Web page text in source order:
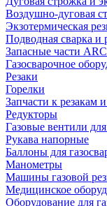
Воздушно-дуговая
Экзотермическая
Подводная сварка и
Запасные части
Газосварочное
Резаки
Горелки
Запчасти к резакам
Редукторы
Газовые вентили
Рукава напорные
Баллоны для
Манометры
Машины газовой
Медицинское
Оборудование для